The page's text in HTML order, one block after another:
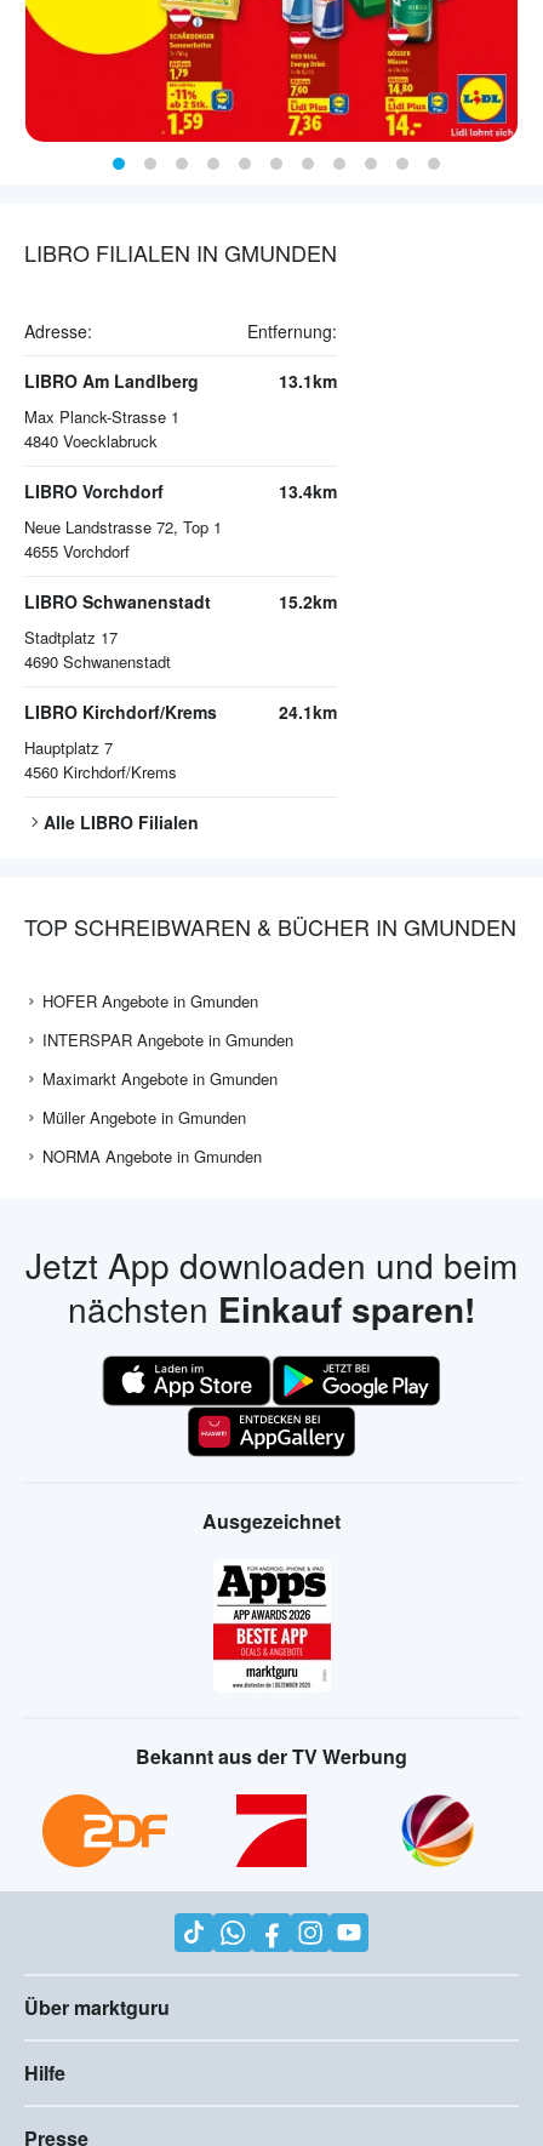
LIBRO FILIALEN IN GMUNDEN
Adresse: Entfernung:
LIBRO Am Landlberg
Max Planck-Strasse 1
4840 Voecklabruck
13.1km
LIBRO Vorchdorf
Neue Landstrasse 72, Top 1
4655 Vorchdorf
13.4km
LIBRO Schwanenstadt
Stadtplatz 17
4690 Schwanenstadt
15.2km
LIBRO Kirchdorf/Krems
Hauptplatz 7
4560 Kirchdorf/Krems
24.1km
Alle LIBRO Filialen
TOP SCHREIBWAREN & BÜCHER IN GMUNDEN
HOFER Angebote in Gmunden
INTERSPAR Angebote in Gmunden
Maximarkt Angebote in Gmunden
Müller Angebote in Gmunden
NORMA Angebote in Gmunden
Jetzt App downloaden und beim
nächsten Einkauf sparen!
Ausgezeichnet
Bekannt aus der TV Werbung
Über marktguru
Hilfe
Presse